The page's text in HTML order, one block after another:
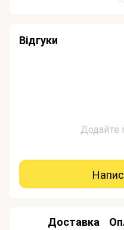
Відгуки
Додайте
Доставка